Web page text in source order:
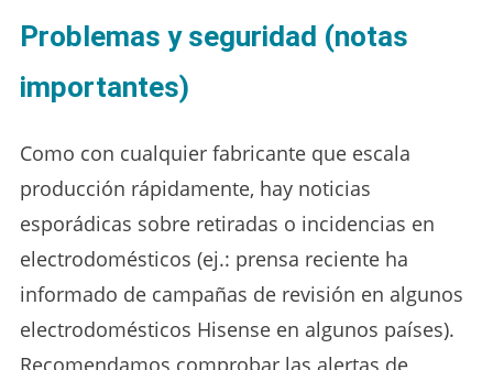
Problemas y seguridad (notas
importantes)
Como con cualquier fabricante que escala
producción rápidamente, hay noticias
esporádicas sobre retiradas o incidencias en
electrodomésticos (ej.: prensa reciente ha
informado de campañas de revisión en algunos
electrodomésticos Hisense en algunos países).